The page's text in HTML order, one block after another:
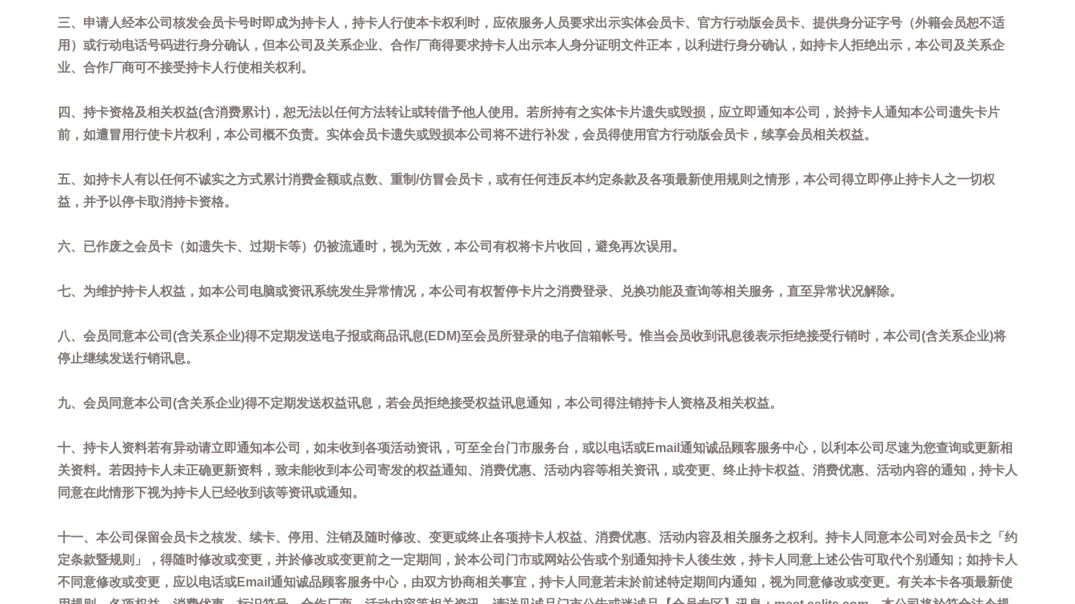
三、申请人经本公司核发会员卡号时即成为持卡人，持卡人行使本卡权利时，应依服务人员要求出示实体会员卡、官方行动版会员卡、提供身分证字号（外籍会员恕不适
用）或行动电话号码进行身分确认，但本公司及关系企业、合作厂商得要求持卡人出示本人身分证明文件正本，以利进行身分确认，如持卡人拒绝出示，本公司及关系企
业、合作厂商可不接受持卡人行使相关权利。
四、持卡资格及相关权益(含消费累计)，恕无法以任何方法转让或转借予他人使用。若所持有之实体卡片遗失或毁损，应立即通知本公司，於持卡人通知本公司遗失卡片
前，如遭冒用行使卡片权利，本公司概不负责。实体会员卡遗失或毁损本公司将不进行补发，会员得使用官方行动版会员卡，续享会员相关权益。
五、如持卡人有以任何不诚实之方式累计消费金额或点数、重制/仿冒会员卡，或有任何违反本约定条款及各项最新使用规则之情形，本公司得立即停止持卡人之一切权
益，并予以停卡取消持卡资格。
六、已作废之会员卡（如遗失卡、过期卡等）仍被流通时，视为无效，本公司有权将卡片收回，避免再次误用。
七、为维护持卡人权益，如本公司电脑或资讯系统发生异常情况，本公司有权暂停卡片之消费登录、兑换功能及查询等相关服务，直至异常状况解除。
八、会员同意本公司(含关系企业)得不定期发送电子报或商品讯息(EDM)至会员所登录的电子信箱帐号。惟当会员收到讯息後表示拒绝接受行销时，本公司(含关系企业)将
停止继续发送行销讯息。
九、会员同意本公司(含关系企业)得不定期发送权益讯息，若会员拒绝接受权益讯息通知，本公司得注销持卡人资格及相关权益。
十、持卡人资料若有异动请立即通知本公司，如未收到各项活动资讯，可至全台门市服务台，或以电话或Email通知诚品顾客服务中心，以利本公司尽速为您查询或更新相
关资料。若因持卡人未正确更新资料，致未能收到本公司寄发的权益通知、消费优惠、活动内容等相关资讯，或变更、终止持卡权益、消费优惠、活动内容的通知，持卡人
同意在此情形下视为持卡人已经收到该等资讯或通知。
十一、本公司保留会员卡之核发、续卡、停用、注销及随时修改、变更或终止各项持卡人权益、消费优惠、活动内容及相关服务之权利。持卡人同意本公司对会员卡之「约
定条款暨规则」，得随时修改或变更，并於修改或变更前之一定期间，於本公司门市或网站公告或个别通知持卡人後生效，持卡人同意上述公告可取代个别通知；如持卡人
不同意修改或变更，应以电话或Email通知诚品顾客服务中心，由双方协商相关事宜，持卡人同意若未於前述特定期间内通知，视为同意修改或变更。有关本卡各项最新使